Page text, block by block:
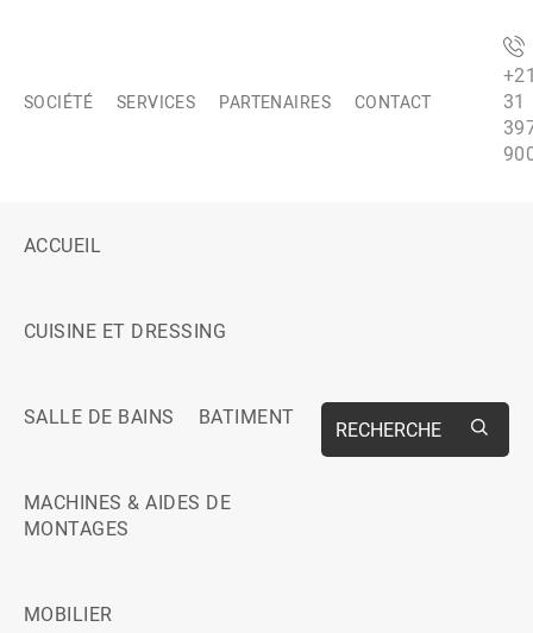
SOCIÉTÉ SERVICES PARTENAIRES CONTACT
31
ACCUEIL
CUISINE ET DRESSING
SALLE DE BAINS BATIMENT
MACHINES & AIDES DE
MONTAGES
MOBILIER
RECHERCHE